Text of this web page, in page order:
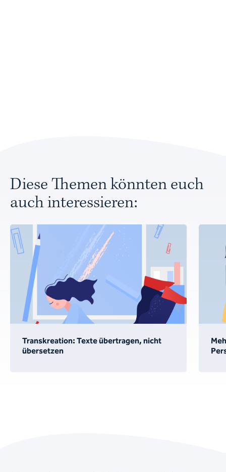
Diese Themen könnten euch
auch interessieren:
Transkreation: Texte übertragen, nicht
übersetzen